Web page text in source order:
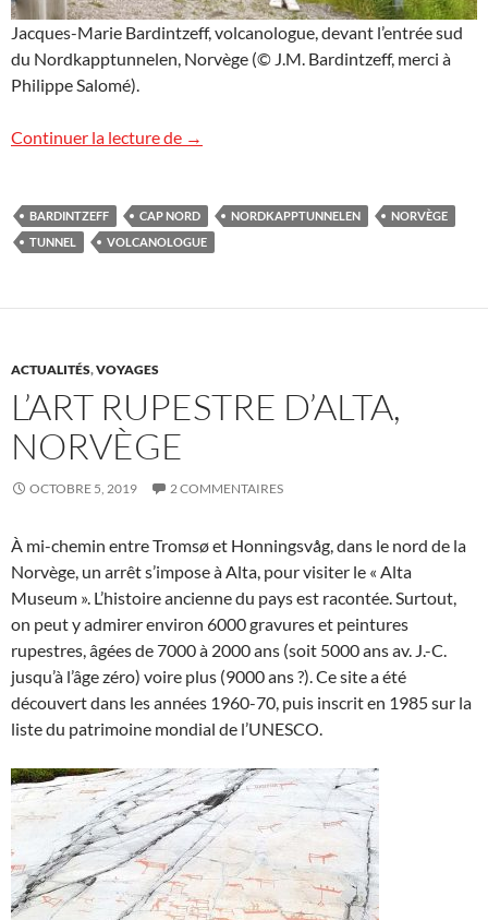
Jacques-Marie Bardintzeff, volcanologue, devant l’entrée sud
du Nordkapptunnelen, Norvège (© J.M. Bardintzeff, merci à
Philippe Salomé).
Continuer la lecture de Nordkapptunnelen, Norvège
→
BARDINTZEFF CAP NORD NORDKAPPTUNNELEN
NORVÈGE
TUNNEL
VOLCANOLOGUE
ACTUALITÉS,VOYAGES
L’ART RUPESTRE D’ALTA,
NORVÈGE
OCTOBRE 5, 2019 2 COMMENTAIRES
À mi-chemin entre Tromsø et Honningsvåg, dans le nord de la
Norvège, un arrêt s’impose à Alta, pour visiter le « Alta
Museum ». L’histoire ancienne du pays est racontée. Surtout,
on peut y admirer environ 6000 gravures et peintures
rupestres, âgées de 7000 à 2000 ans (soit 5000 ans av. J.-C.
jusqu’à l’âge zéro) voire plus (9000 ans ?). Ce site a été
découvert dans les années 1960-70, puis inscrit en 1985 sur la
liste du patrimoine mondial de l’UNESCO.